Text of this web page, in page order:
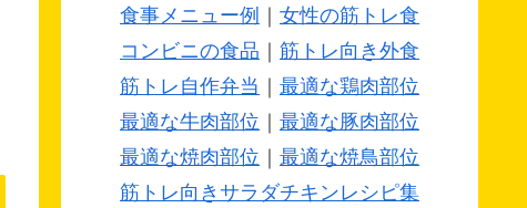
食事メニュー例
女性の筋トレ食
コンビニの食品
筋トレ向き外食
筋トレ自作弁当
最適な鶏肉部位
最適な牛肉部位
最適な豚肉部位
最適な焼肉部位
最適な焼鳥部位
筋トレ向きサラダチキンレシピ集